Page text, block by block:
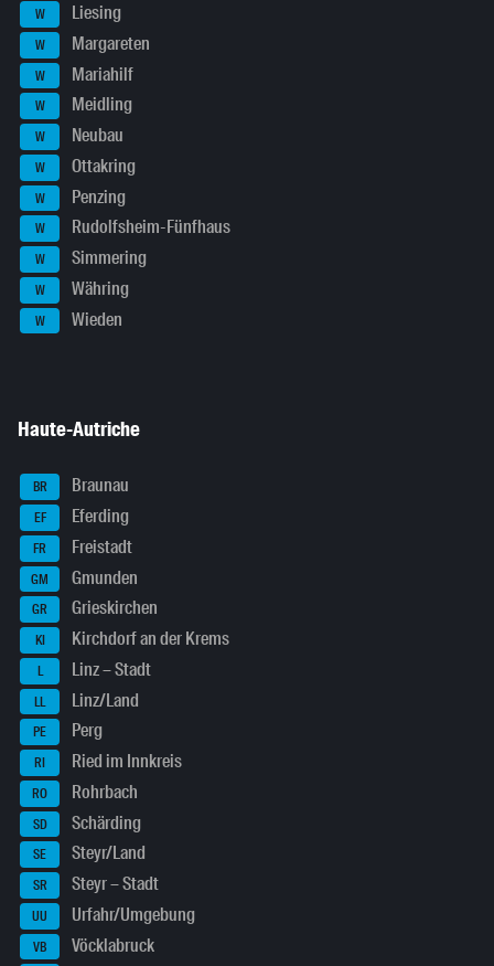
W Liesing
W Margareten
W Mariahilf
W Meidling
W Neubau
W Ottakring
W Penzing
W Rudolfsheim-Fünfhaus
W Simmering
W Währing
W Wieden
Haute-Autriche
BR Braunau
EF Eferding
FR Freistadt
GM Gmunden
GR Grieskirchen
KI Kirchdorf an der Krems
L Linz – Stadt
LL Linz/Land
PE Perg
RI Ried im Innkreis
RO Rohrbach
SD Schärding
SE Steyr/Land
SR Steyr – Stadt
UU Urfahr/Umgebung
VB
Vöcklabruck